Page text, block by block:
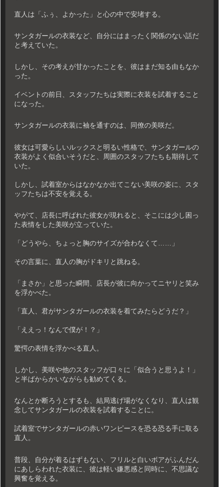
直人は「ふぅ、よかった」と心の中で安堵する。
サンタガールの衣装など、自分にはまったく関係のない話だ
と考えていた。
しかし、その考えが甘かったことを、彼はまだ知る由もなか
った。
イベントの前日、スタッフたちは実際に衣装を試着すること
になった。
サンタガールの衣装に袖を通すのは、同僚の美咲だ。
彼女は可愛らしいルックスと明るい性格で、サンタガールの
衣装がよく似合いそうだと、周囲のスタッフたちも期待して
いた。
しかし、試着室からはなかなか出てこない美咲の姿に、スタ
ッフたちは不安を覚える。
やがて、店長に呼ばれた彼女が現れると、そこには少し困っ
た表情をした美咲が立っていた。
「どうやら、ちょっと胸のサイズが合わなくて……」
その言葉に、直人の胸がドキリと跳ねる。
「まさか」と思った瞬間、店長が彼に向かってニヤリと笑み
を浮かべた。
「直人、君がサンタガールの衣装を着てみたらどうだ？」
「ええっ！なんで僕が！？」
驚愕の表情を浮かべる直人。
しかし、美咲や他のスタッフが口々に「似合うと思うよ！」
と半ばからかいながらも勧めてくる。
なんとか断ろうとするも、結局逃げ場がなくなり、直人は観
念してサンタガールの衣装を試着することに。
試着室でサンタガールの赤いワンピースを恐る恐る手に取る
直人。
普段、自分が着るはずもない、フリルと白いボアがふんだん
にあしらわれた衣装に、彼は軽い嫌悪感と同時に、不思議な
興奮を覚える。